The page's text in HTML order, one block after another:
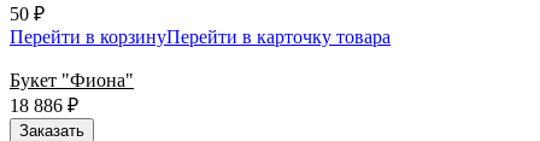
50 ₽
Перейти в корзинуПерейти в карточку товара
Букет "Фиона"
18 886 ₽
Заказать